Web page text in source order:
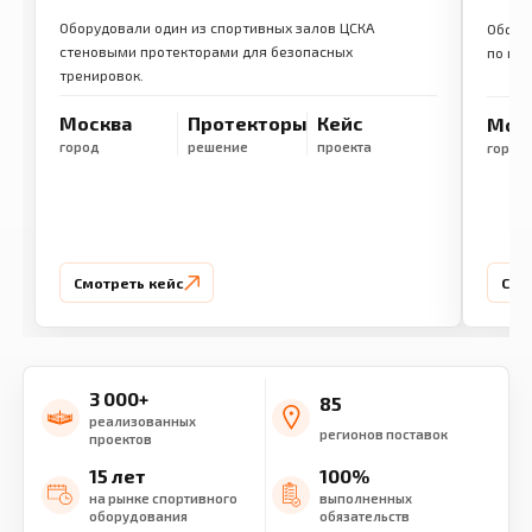
Оборудовали один из спортивных залов ЦСКА
стеновыми протекторами для безопасных
тренировок.
Москва
город
Протекторы
решение
Кейс
проекта
Смотреть кейс
по
город
3 000+
реализованных
проектов
85
регионов поставок
15 лет
на рынке спортивного
оборудования
100%
выполненных
обязательств